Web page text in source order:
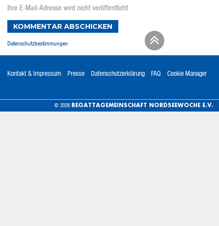
Ihre E-Mail-Adresse wird nicht veröffentlicht
KOMMENTAR ABSCHICKEN
Datenschutzbestimmungen
Kontakt & Impressum Presse Datenschutzerklärung FAQ Cookie Manager
© 2026 REGATTAGEMEINSCHAFT NORDSEEWOCHE E.V.